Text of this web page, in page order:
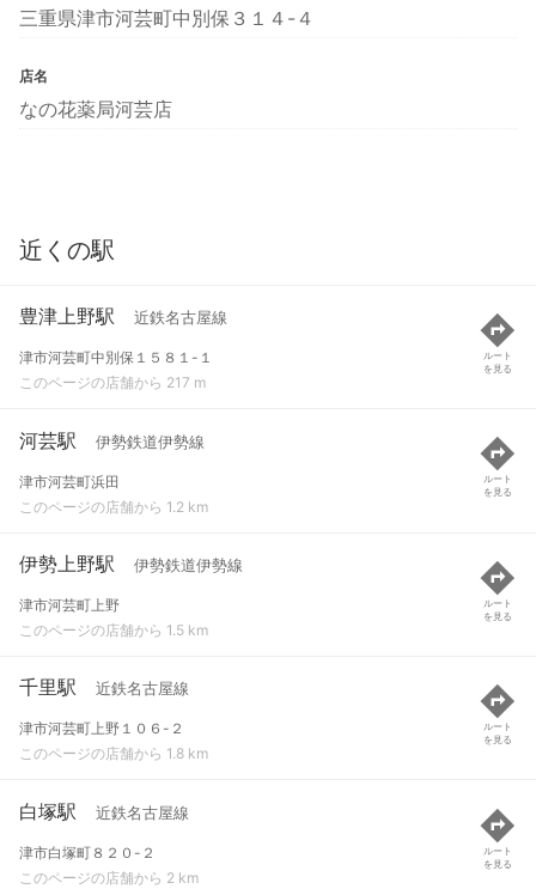
三重県津市河芸町中別保３１４-４
店名
なの花薬局河芸店
近くの駅
豊津上野駅 近鉄名古屋線
津市河芸町中別保１５８１-１
このページの店舗から 217 m
ルート
を見る
河芸駅 伊勢鉄道伊勢線
津市河芸町浜田
このページの店舗から 1.2 km
ルート
を見る
伊勢上野駅 伊勢鉄道伊勢線
津市河芸町上野
このページの店舗から 1.5 km
ルート
を見る
千里駅 近鉄名古屋線
津市河芸町上野１０６-２
このページの店舗から 1.8 km
ルート
を見る
白塚駅 近鉄名古屋線
津市白塚町８２０-２
このページの店舗から 2 km
ルート
を見る